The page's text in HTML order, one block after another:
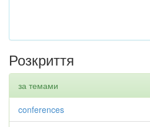
Розкриття
за темами
conferences